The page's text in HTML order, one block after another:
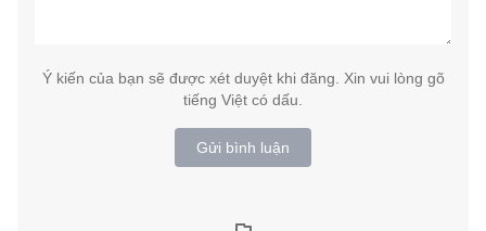
Ý kiến của bạn sẽ được xét duyệt khi đăng. Xin vui lòng gõ
tiếng Việt có dấu.
Gửi bình luận